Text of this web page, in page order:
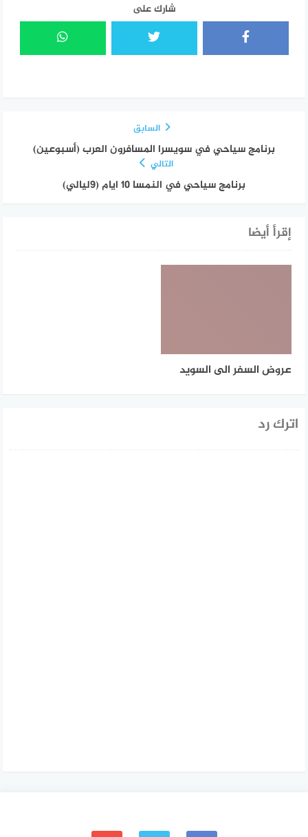
شارك على
السابق
برنامج سياحي في سويسرا المسافرون العرب (أسبوعين)
التالي
برنامج سياحي في النمسا 10 ايام (9ليالي)
إقرأ أيضا
عروض السفر الى السويد
اترك رد